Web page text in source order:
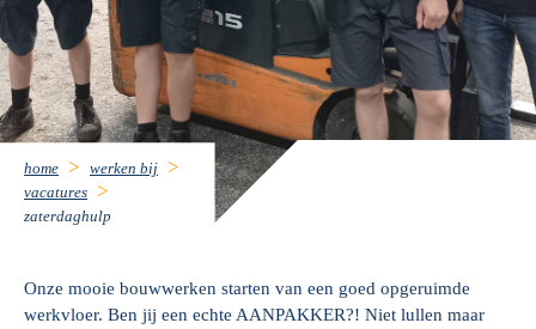
home
werken bij
vacatures
zaterdaghulp
Onze mooie bouwwerken starten van een goed opgeruimde
werkvloer. Ben jij een echte AANPAKKER?! Niet lullen maar